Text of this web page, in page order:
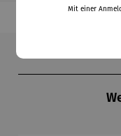
Mit einer